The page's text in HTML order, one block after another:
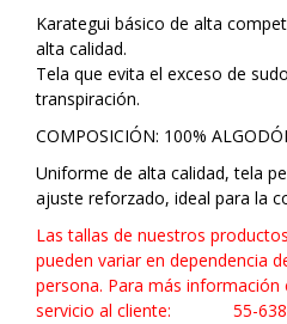
Karategui básico de alta
alta calidad.
Tela que evita el exceso de
transpiración.
COMPOSICIÓN: 100%
Uniforme de alta calidad, tela
ajuste reforzado, ideal para la
Las tallas de nuestros
pueden variar en dependencia
persona. Para más
servicio al cliente: 55-